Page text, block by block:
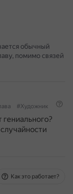
обычный
помимо связей
#Художник
Как это работает?